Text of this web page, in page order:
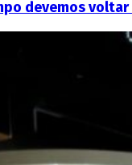
devemos